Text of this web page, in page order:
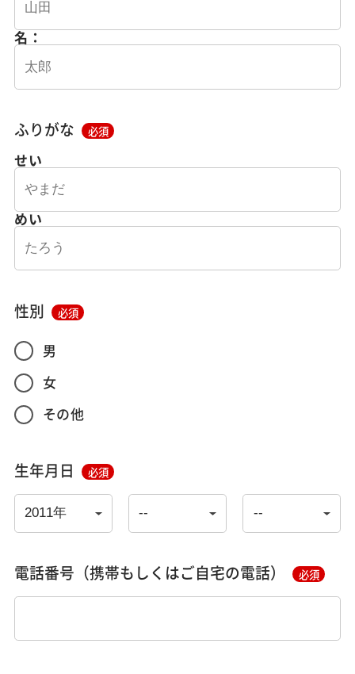
名：
ふりがな 必須
せい
めい
性別 必須
男
女
その他
生年月日 必須
電話番号（携帯もしくはご自宅の電話） 必須